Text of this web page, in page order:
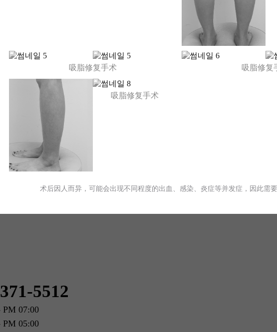
吸脂修复手术 吸脂修复
吸脂修复手术
术后因人而异，可能会出现不同程度的出血、感染、炎症等并发症，因此需
5512
07:00
05:00